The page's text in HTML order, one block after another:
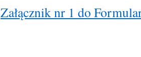
Załącznik nr 1 do